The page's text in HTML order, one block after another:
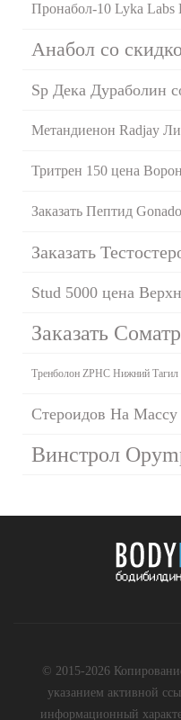
Пронабол-10 Lyka
Анабол со
Sp Дека Дураболин
Метандиенон Radjay
Тритрен 150 цена
Заказать Пептид
Заказать
Stud 5000 цена
Заказать
Тренболон ZPHC Нижний Тагил
Стероидов На
Винстрол
© 2015-2026
указанием активной
информационный